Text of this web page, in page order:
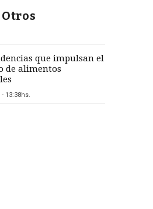
que impulsan el
de alimentos
13:38hs.